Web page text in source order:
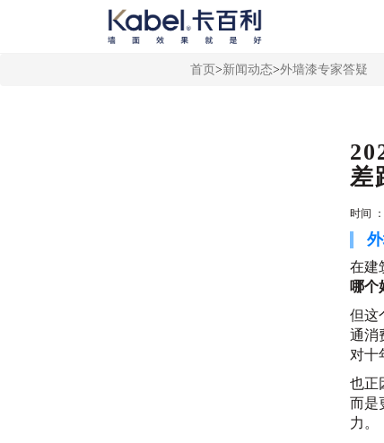
首页 >新闻动态>外墙漆专家答疑
差
时间
在建
哪个
但这
通消
对十
也正
而是
力。